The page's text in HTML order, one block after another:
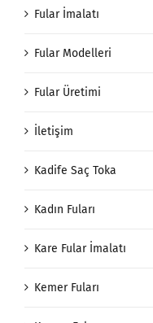
Fular İmalatı
Fular Modelleri
Fular Üretimi
İletişim
Kadife Saç Toka
Kadın Fuları
Kare Fular İmalatı
Kemer Fuları